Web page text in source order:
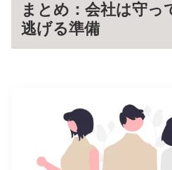
まとめ：会社は守っ
逃げる準備